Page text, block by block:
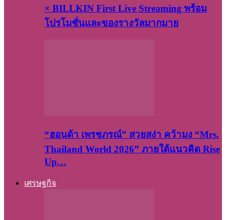
× BILLKIN First Live Streaming พร้อม
โปรโมชั่นและของรางวัลมากมาย
“ฮอนด้า เพรชภรณ์” สวยสง่า คว้ามง “Mrs.
Thailand World 2026” ภายใต้แนวคิด Rise
Up…
เศรษฐกิจ